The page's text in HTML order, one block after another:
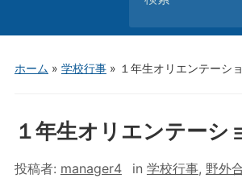
menu
for:
ホーム » 学校行事» １年生オリエンテーシ
１年生オリエンテーシ
投稿者: manager4 in 学校行事, 野外